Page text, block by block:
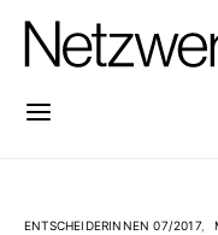
ENTSCHEIDERINNEN 07/2017